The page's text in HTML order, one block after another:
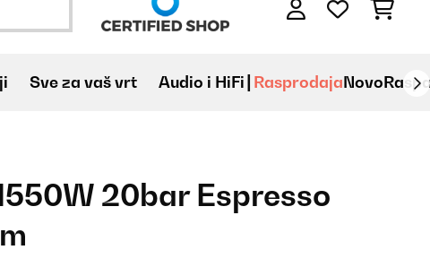
Sve za vaš vrt Audio i HiFi RasprodajaNovo
20bar Espresso